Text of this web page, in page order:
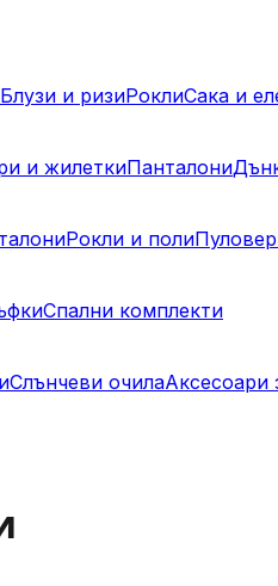
Блузи и ризиРоклиСака и
и жилеткиПанталони
Рокли и поли
Спални комплекти
Слънчеви очилаАксесоари